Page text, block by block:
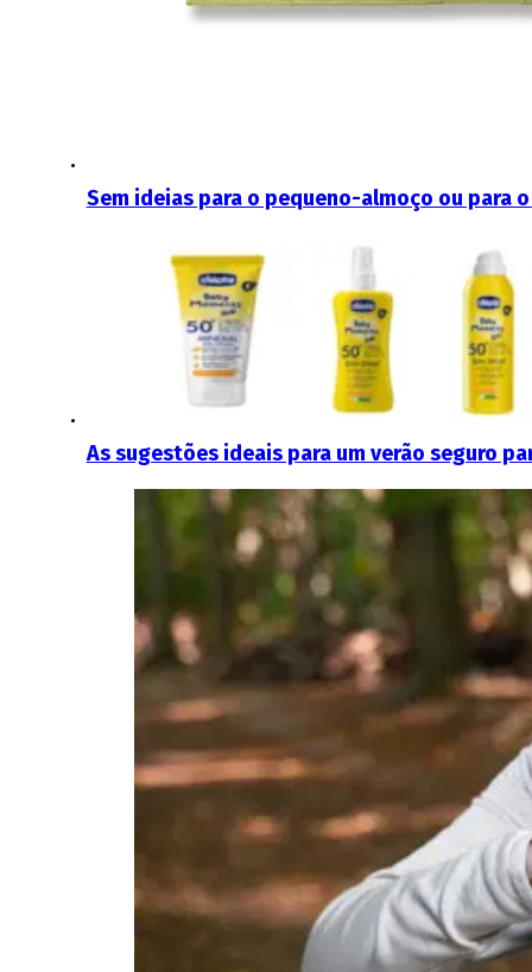
Sem ideias para o pequeno-almoço ou para
As sugestões ideais para um verão seguro